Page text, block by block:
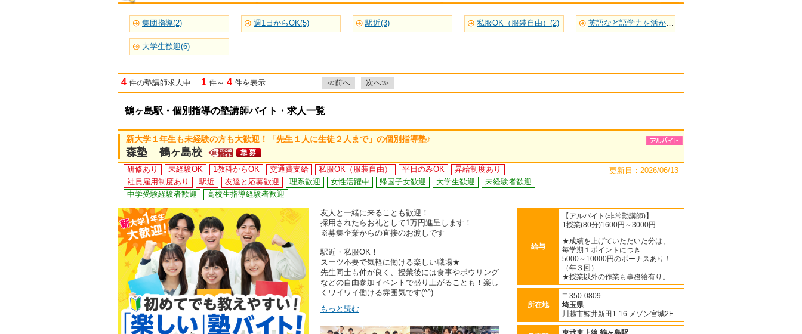
集団指導(2) 週1日からOK(5) 駅近(3) 私服OK（服装自由）(2) 英語など語学力を活かせる(3)
大学生歓迎(6)
4 件の塾講師求人中 1 件～ 4 件を表示 ≪前へ 次へ≫
鶴ヶ島駅・個別指導の塾講師バイト・求人一覧
新大学１年生も未経験の方も大歓迎！「先生１人に生徒２人まで」の個別指導塾♪
森塾 鶴ヶ島校
研修あり 未経験OK 1教科からOK 交通費支給 私服OK（服装自由） 平日のみOK
昇給制度あり
社員雇用制度あり
駅近 友達と応募歓迎 理系歓迎 女性活躍中 帰国子女歓迎 大学生歓迎
未経験者歓迎
中学受験経験者歓迎
高校生指導経験者歓迎
更新日：2026/06/13
友人と一緒に来ることも歓迎！
採用されたらお礼として1万円進呈します！
※募集企業からの直接のお渡しです
駅近・私服OK！
スーツ不要で気軽に働ける楽しい職場★
先生同士も仲が良く、授業後には食事やボウリング
などの自由参加イベントで盛り上がることも！楽し
くワイワイ働ける雰囲気です(^^)
もっと読む
給与
【アルバイト(非常勤講師)】
1授業(80分)1600円～3000円
★成績を上げていただいた分は、
毎学期１ポイントにつき
5000～10000円のボーナスあり！
（年３回）
★授業以外の作業も事務給有り。
所在地
〒350-0809
埼玉県
川越市鯨井新田1-16 メゾン宮城2F